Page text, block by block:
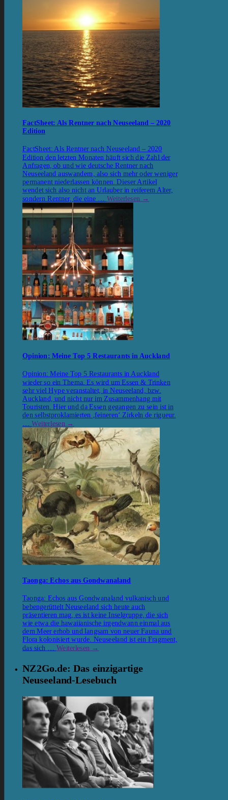
FactSheet: Als Rentner nach Neuseeland – 2020
Edition
FactSheet: Als Rentner nach Neuseeland – 2020
Edition den letzten Monaten häuft sich die Zahl der
Anfragen, ob und wie deutsche Rentner nach
Neuseeland auswandern, also sich mehr oder weniger
permanent niederlassen können. Dieser Artikel
wendet sich also nicht an Urlauber in reiferem Alter,
sondern Rentner, die eine … Weiterlesen →
Opinion: Meine Top 5 Restaurants in Auckland
Opinion: Meine Top 5 Restaurants in Auckland
wieder so ein Thema. Es wird um Essen & Trinken
sehr viel Hype veranstaltet, in Neuseeland, bzw.
Auckland, und nicht nur im Zusammenhang mit
Touristen. Hier und da Essen gegangen zu sein ist in
den selbstproklamierten ‚feineren‘ Zirkeln de rigueur.
Weiterlesen →
Taonga: Echos aus Gondwanaland
Taonga: Echos aus Gondwanaland vulkanisch und
bebengerüttelt Neuseeland sich heute auch
präsentieren mag, es ist keine Inselgruppe, die sich
wie etwa die hawaiianische irgendwann einmal aus
dem Meer erhob und langsam von neuer Fauna und
Flora kolonisiert wurde. Neuseeland ist ein Fragment,
das sich … Weiterlesen →
NZ2Go.de: Das einzigartige
Neuseeland-Lesebuch